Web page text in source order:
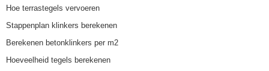
Hoe terrastegels vervoeren
Stappenplan klinkers berekenen
Berekenen betonklinkers per m2
Hoeveelheid tegels berekenen